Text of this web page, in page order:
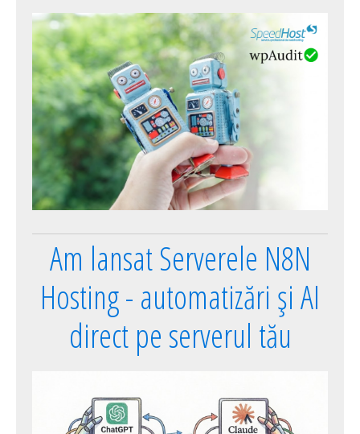
Am lansat Serverele N8N
Hosting - automatizări și AI
direct pe serverul tău